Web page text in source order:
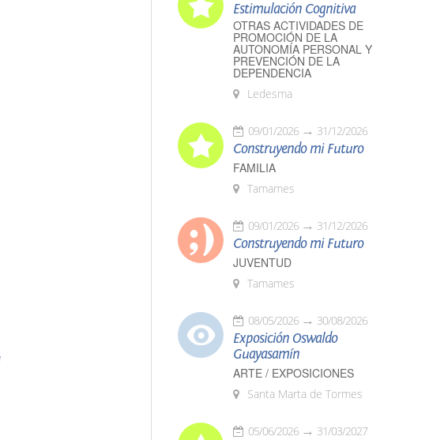
Estimulación Cognitiva
OTRAS ACTIVIDADES DE
PROMOCIÓN DE LA
AUTONOMÍA PERSONAL Y
PREVENCIÓN DE LA
DEPENDENCIA
Ledesma
09/01/2026 31/12/2026
Construyendo mi Futuro
FAMILIA
Tamames
09/01/2026 31/12/2026
Construyendo mi Futuro
JUVENTUD
Tamames
08/05/2026 30/08/2026
Exposición Oswaldo
Guayasamín
ARTE / EXPOSICIONES
Santa Marta de Tormes
05/06/2026 31/03/2027